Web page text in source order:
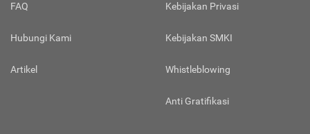
FAQ
Hubungi Kami
Artikel
Kebijakan Privasi
Kebijakan SMKI
Whistleblowing
Anti Gratifikasi